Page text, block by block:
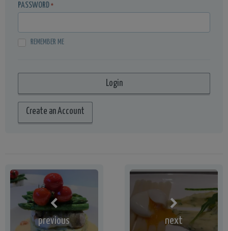
PASSWORD *
REMEMBER ME
Create an Account
previous next